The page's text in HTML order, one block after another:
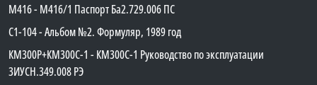
М416 - М416/1 Паспорт Ба2.729.006 ПС
C1-104 - Альбом №2. Формуляр, 1989 год
КМ300Р+КМ300С-1 - КМ300C-1 Руководство по эксплуатации
3ИУСН.349.008 РЭ